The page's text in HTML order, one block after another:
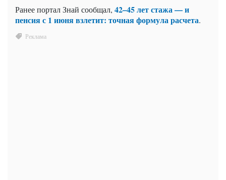
Ранее портал Знай сообщал, 42–45 лет стажа — и
пенсия с 1 июня взлетит: точная формула расчета.